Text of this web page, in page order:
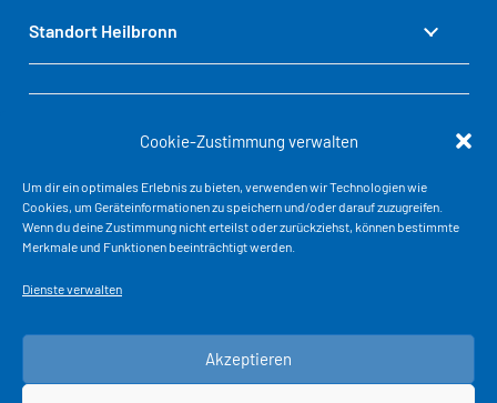
Cookie-Zustimmung verwalten
Um dir ein optimales Erlebnis zu bieten, verwenden wir Technologien wie
Cookies, um Geräteinformationen zu speichern und/oder darauf zuzugreifen.
Wenn du deine Zustimmung nicht erteilst oder zurückziehst, können bestimmte
Merkmale und Funktionen beeinträchtigt werden.
Dienste verwalten
Akzeptieren
Standort Heilbronn
Standort Stuttgart